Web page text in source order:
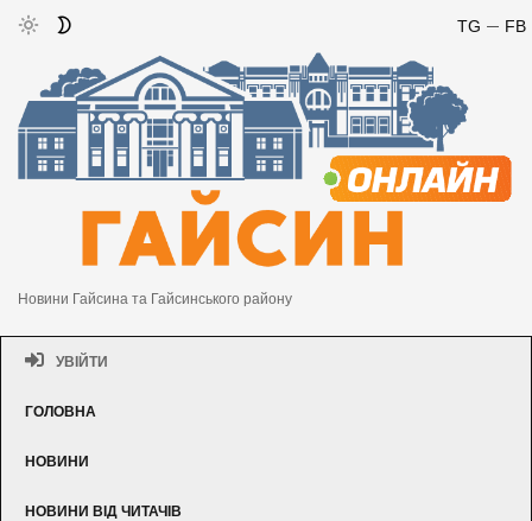
FB
TG
Новини Гайсина та Гайсинського району
УВІЙТИ
ГОЛОВНА
НОВИНИ
НОВИНИ ВІД ЧИТАЧІВ